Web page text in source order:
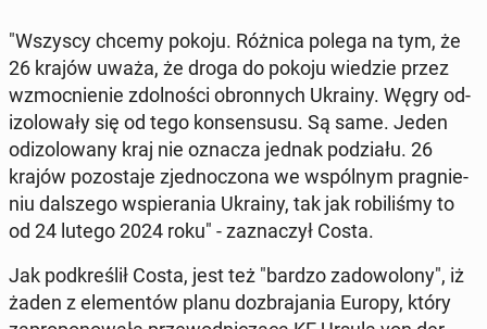
"Wszyscy chcemy pokoju. Różnica polega na tym, że
26 krajów uważa, że droga do pokoju wiedzie przez
wzmoc­nie­nie zdol­no­ści obron­nych Ukrainy. Węgry od­
izo­lo­wa­ły się od tego kon­sen­su­su. Są same. Jeden
od­izo­lo­wa­ny kraj nie oznacza jednak po­dzia­łu. 26
krajów po­zo­sta­je zjed­no­czo­na we wspól­nym pra­gnie­
niu dal­sze­go wspie­ra­nia Ukrainy, tak jak ro­bi­li­śmy to
od 24 lutego 2024 roku" - za­zna­czył Costa.
Jak pod­kre­ślił Costa, jest też "bardzo za­do­wo­lo­ny", iż
żaden z ele­men­tów planu do­zbra­ja­nia Europy, który